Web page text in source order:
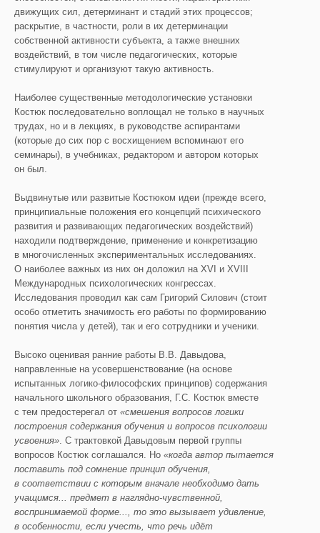
движущих сил, детерминант и стадий этих процессов;
раскрытие, в частности, роли в их детерминации
собственной активности субъекта, а также внешних
воздействий, в том числе педагогических, которые
стимулируют и организуют такую активность.
Наиболее существенные методологические установки
Костюк последовательно воплощал не только в научных
трудах, но и в лекциях, в руководстве аспирантами
(которые до сих пор с восхищением вспоминают его
семинары), в учебниках, редактором и автором которых
он был.
Выдвинутые или развитые Костюком идеи (прежде всего,
принципиальные положения его концепций психического
развития и развивающих педагогических воздействий)
находили подтверждение, применение и конкретизацию
в многочисленных экспериментальных исследованиях.
О наиболее важных из них он доложил на XVI и XVIII
Международных психологических конгрессах.
Исследования проводил как сам Григорий Силович (стоит
особо отметить значимость его работы по формированию
понятия числа у детей), так и его сотрудники и ученики.
Высоко оценивая ранние работы В.В. Давыдова,
направленные на усовершенствование (на основе
испытанных логико-философских принципов) содержания
начального школьного образования, Г.С. Костюк вместе
с тем предостерегал от «смешения вопросов логики
построения содержания обучения и вопросов психологии
усвоения». С трактовкой Давыдовым первой группы
вопросов Костюк соглашался. Но «когда автор пытается
поставить под сомнение принцип обучения,
в соответствии с которым вначале необходимо дать
учащимся... предмет в наглядно-чувственной,
воспринимаемой форме..., то это вызывает удивление,
в особенности, если учесть, что речь идёт